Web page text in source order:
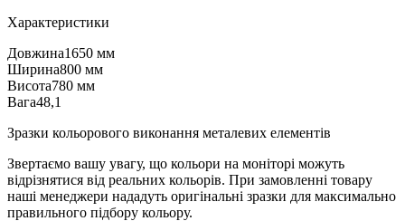
Характеристики
Довжина1650 мм
Ширина800 мм
Висота780 мм
Вага48,1
Зразки кольорового виконання металевих елементів
Звертаємо вашу увагу, що кольори на моніторі можуть
відрізнятися від реальних кольорів. При замовленні товару
наші менеджери нададуть оригінальні зразки для максимально
правильного підбору кольору.